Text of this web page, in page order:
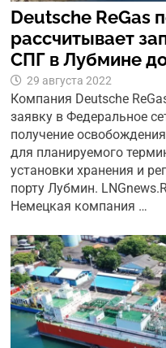
Deutsche ReGas
рассчитывает
СПГ в Лубмине
29 августа 2022
Компания Deutsche
заявку в Федеральное
получение
для планируемого
установки хранения и
порту Лубмин.
Немецкая компания …